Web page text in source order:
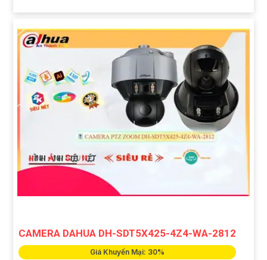
CAMERA DAHUA DH-SDT5X425-4Z4-WA-2812
Giá Khuyến Mại: 30%